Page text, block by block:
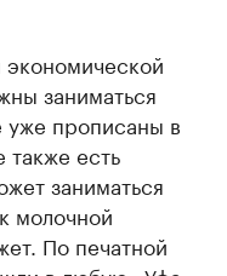
заниматься
уже прописаны в
есть
заниматься
молочной
По печатной